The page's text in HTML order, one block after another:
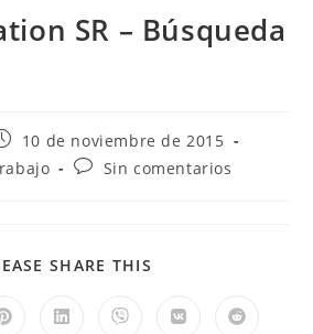
SR – Búsqueda
10 de noviembre de 2015
Sin comentarios
SHARE THIS